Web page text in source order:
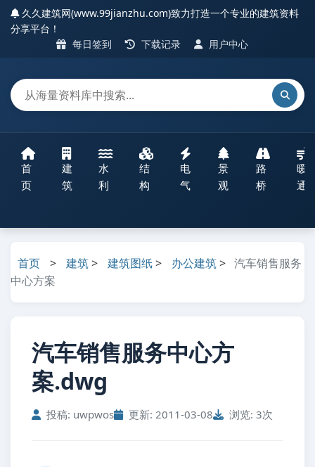
久久建筑网(www.99jianzhu.com)致力打造一个专业的建筑资料
分享平台！
每日签到
下载记录 用户中心
首
页
建
筑
水
利
结
构
电
气
景
观
路
桥
暖
通
首页 > 建筑> 建筑图纸> 办公建筑> 汽车销售服务
中心方案
汽车销售服务中心方
案.dwg
投稿: uwpwos 更新: 2011-03-08 浏览: 3次